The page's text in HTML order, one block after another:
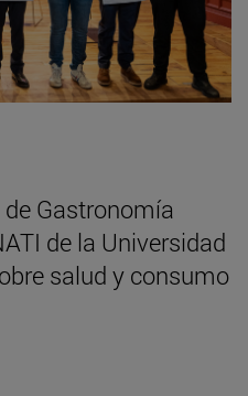
Gastronomía
de la Universidad
salud y consumo